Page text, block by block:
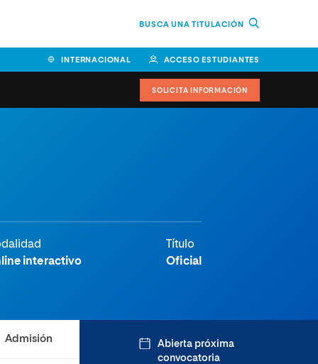
BUSCA UNA TITULACIÓN
INTERNACIONAL ACCESO ESTUDIANTES
SOLICITA INFORMACIÓN
interactivo
Título
Oficial
Admisión
Abierta próxima
convocatoria